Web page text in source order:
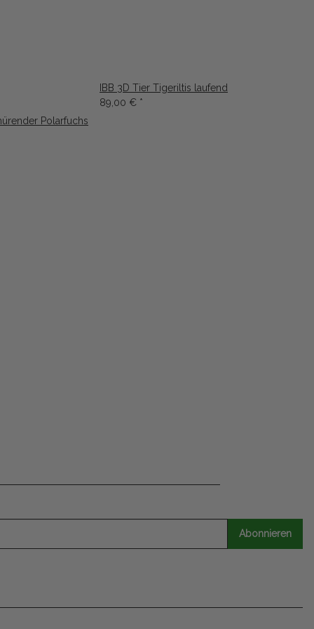
Polarfuchs
IBB 3D Tier Tigeriltis laufend
89,00 € *
Abonnieren